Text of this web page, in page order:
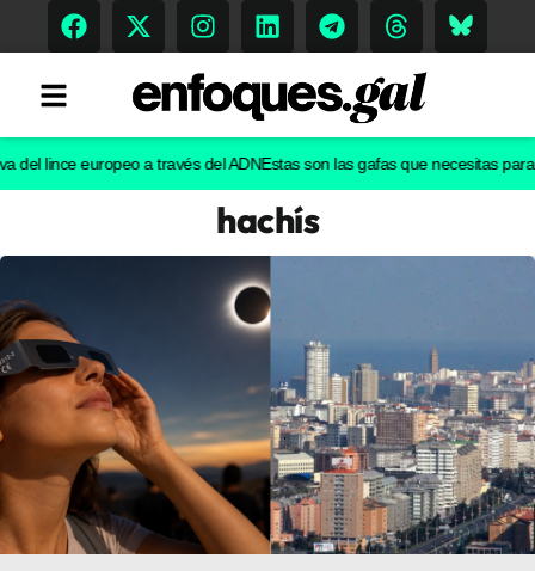
Gastronomía
Escenarios
Sostenibilidad
europeo a través del ADNEstas son las gafas que necesitas para ver
hachís